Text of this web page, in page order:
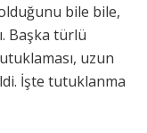
bile bile,
Başka türlü
uzun
İşte tutuklanma